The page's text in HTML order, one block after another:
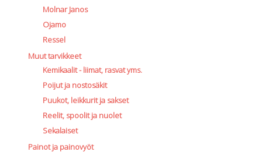
Molnar Janos
Ojamo
Ressel
Muut tarvikkeet
Kemikaalit - liimat, rasvat yms.
Poijut ja nostosäkit
Puukot, leikkurit ja sakset
Reelit, spoolit ja nuolet
Sekalaiset
Painot ja painovyöt